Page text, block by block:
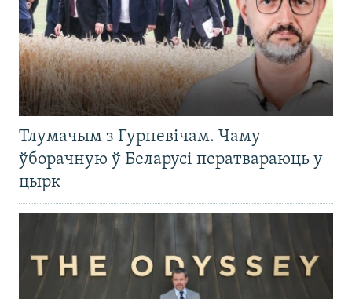
Тлумачым з Гурневічам. Чаму
ўборачную ў Беларусі ператвараюць у
цырк